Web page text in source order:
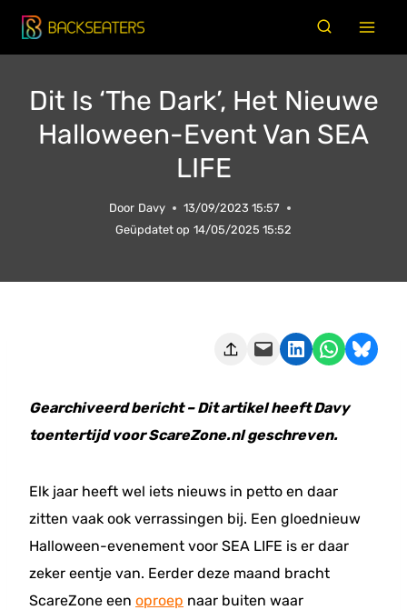
Doorgaan
naar
Dit Is ‘The Dark’, Het Nieuwe
Halloween-Event Van SEA
LIFE
Door Davy
13/09/2023 15:57
Geüpdatet op 14/05/2025 15:52
Deze pagina e-mailen Delen op LinkedIn Delen via WhatsApp Share on Bluesky
Gearchiveerd bericht – Dit artikel heeft Davy
toentertijd voor ScareZone.nl geschreven.
Elk jaar heeft wel iets nieuws in petto en daar
zitten vaak ook verrassingen bij. Een gloednieuw
Halloween-evenement voor SEA LIFE is er daar
zeker eentje van. Eerder deze maand bracht
ScareZone een oproep naar buiten waar